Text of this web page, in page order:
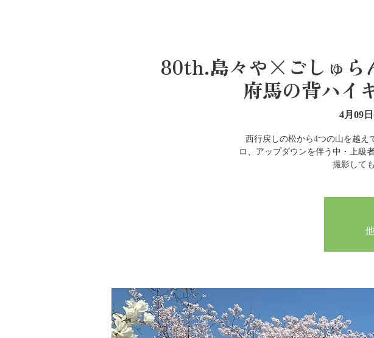
80th.島々や×ごしゅら
府馬の背ハイ
4月09
西行戻しの松から4つの山を越え
ロ、アップダウンを伴う中・上級